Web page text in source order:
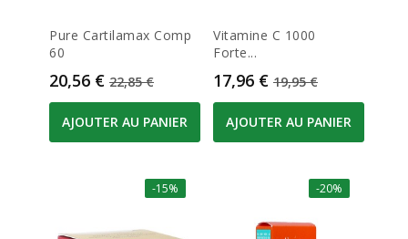
Pure Cartilamax Comp
60
Prix
20,56 € Prix de base
22,85 €
AJOUTER AU PANIER
Vitamine C 1000
Forte...
Prix
17,96 € Prix de base
19,95 €
AJOUTER AU PANIER
-15% -20%